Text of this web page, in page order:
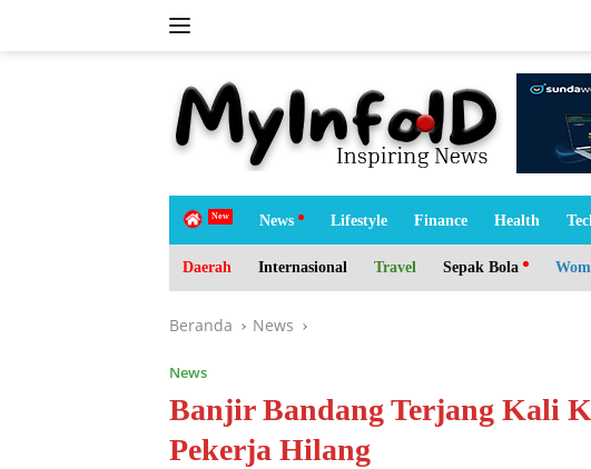
H
e
News Lifestyle Finance Health
Daerah Internasional Travel Sepak Bola
Beranda News
News
Banjir Bandang Terjang Kali
Pekerja Hilang